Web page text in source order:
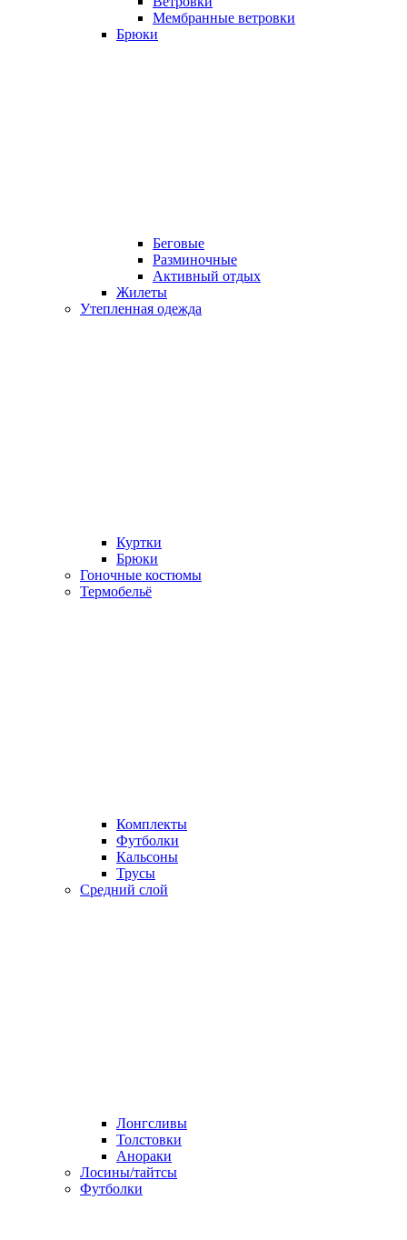
Мембранные ветровки
Брюки
Беговые
Разминочные
Активный отдых
Жилеты
Утепленная одежда
Куртки
Брюки
Гоночные костюмы
Термобельё
Комплекты
Футболки
Кальсоны
Трусы
Средний слой
Лонгсливы
Толстовки
Анораки
Лосины/тайтсы
Футболки